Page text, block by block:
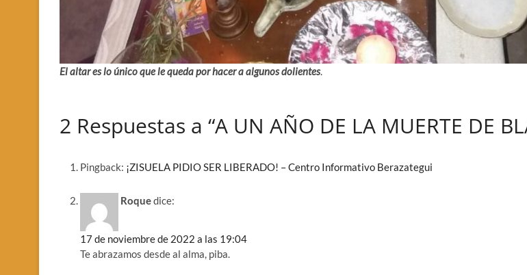
El altar es lo único que le queda por hacer a algunos dolientes.
2 Respuestas a “A UN AÑO DE LA MUERTE DE
Pingback: ¡ZISUELA PIDIO SER LIBERADO! – Centro Informativo Berazategui
Roquedice:
17 de noviembre de 2022 a las 19:04
Te abrazamos desde al alma, piba.